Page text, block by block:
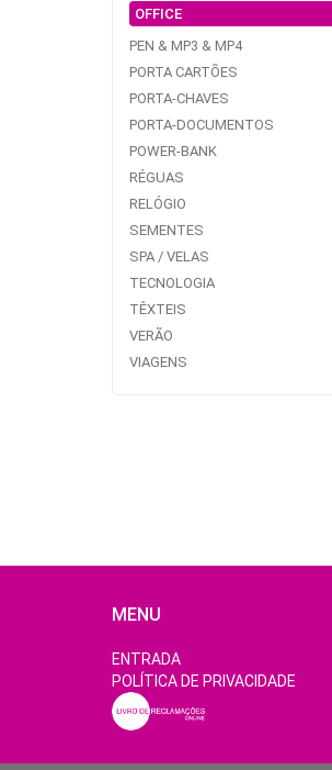
OFFICE
PEN & MP3 & MP4
PORTA CARTÕES
PORTA-CHAVES
PORTA-DOCUMENTOS
POWER-BANK
RÉGUAS
RELÓGIO
SEMENTES
SPA / VELAS
TECNOLOGIA
TÊXTEIS
VERÃO
VIAGENS
MENU
ENTRADA
POLÍTICA DE PRIVACIDADE